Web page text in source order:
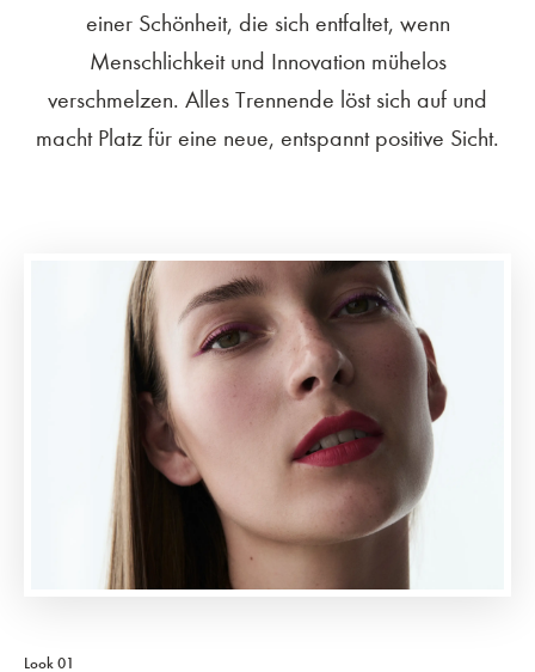
einer Schönheit, die sich entfaltet, wenn
Menschlichkeit und Innovation mühelos
verschmelzen. Alles Trennende löst sich auf und
macht Platz für eine neue, entspannt positive Sicht.
Look 01